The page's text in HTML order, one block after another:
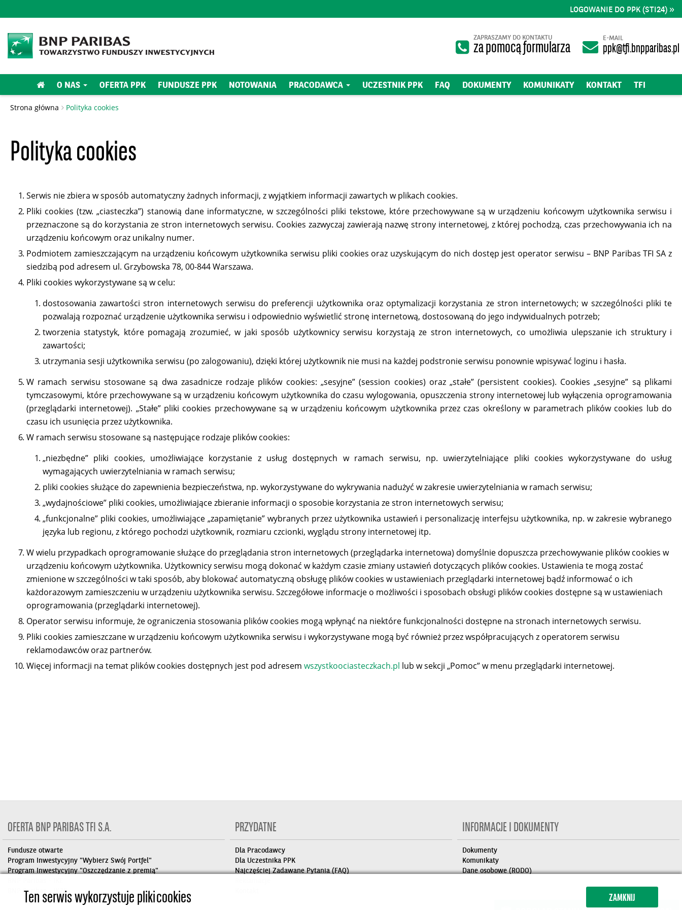
LOGOWANIE DO PPK (STI24) »
ZAPRASZAMY DO KONTAKTU
za pomocą formularza E-MAIL
ppk@tfi.bnpparibas.pl
O NAS OFERTA PPK FUNDUSZE PPK NOTOWANIA PRACODAWCA UCZESTNIK PPK FAQ DOKUMENTY KOMUNIKATY KONTAKT TFI
Strona główna Polityka cookies
Polityka cookies
Serwis nie zbiera w sposób automatyczny żadnych informacji, z wyjątkiem informacji zawartych w plikach cookies.
Pliki cookies (tzw. „ciasteczka”) stanowią dane informatyczne, w szczególności pliki tekstowe, które przechowywane są w urządzeniu końcowym użytkownika serwisu i
przeznaczone są do korzystania ze stron internetowych serwisu. Cookies zazwyczaj zawierają nazwę strony internetowej, z której pochodzą, czas przechowywania ich na
urządzeniu końcowym oraz unikalny numer.
Podmiotem zamieszczającym na urządzeniu końcowym użytkownika serwisu pliki cookies oraz uzyskującym do nich dostęp jest operator serwisu – BNP Paribas TFI SA z
siedzibą pod adresem ul. Grzybowska 78, 00-844 Warszawa.
Pliki cookies wykorzystywane są w celu:
dostosowania zawartości stron internetowych serwisu do preferencji użytkownika oraz optymalizacji korzystania ze stron internetowych; w szczególności pliki te
pozwalają rozpoznać urządzenie użytkownika serwisu i odpowiednio wyświetlić stronę internetową, dostosowaną do jego indywidualnych potrzeb;
tworzenia statystyk, które pomagają zrozumieć, w jaki sposób użytkownicy serwisu korzystają ze stron internetowych, co umożliwia ulepszanie ich struktury i
zawartości;
utrzymania sesji użytkownika serwisu (po zalogowaniu), dzięki której użytkownik nie musi na każdej podstronie serwisu ponownie wpisywać loginu i hasła.
W ramach serwisu stosowane są dwa zasadnicze rodzaje plików cookies: „sesyjne” (session cookies) oraz „stałe” (persistent cookies). Cookies „sesyjne” są plikami
tymczasowymi, które przechowywane są w urządzeniu końcowym użytkownika do czasu wylogowania, opuszczenia strony internetowej lub wyłączenia oprogramowania
(przeglądarki internetowej). „Stałe” pliki cookies przechowywane są w urządzeniu końcowym użytkownika przez czas określony w parametrach plików cookies lub do
czasu ich usunięcia przez użytkownika.
W ramach serwisu stosowane są następujące rodzaje plików cookies:
„niezbędne” pliki cookies, umożliwiające korzystanie z usług dostępnych w ramach serwisu, np. uwierzytelniające pliki cookies wykorzystywane do usług
wymagających uwierzytelniania w ramach serwisu;
pliki cookies służące do zapewnienia bezpieczeństwa, np. wykorzystywane do wykrywania nadużyć w zakresie uwierzytelniania w ramach serwisu;
„wydajnościowe” pliki cookies, umożliwiające zbieranie informacji o sposobie korzystania ze stron internetowych serwisu;
„funkcjonalne” pliki cookies, umożliwiające „zapamiętanie” wybranych przez użytkownika ustawień i personalizację interfejsu użytkownika, np. w zakresie wybranego
języka lub regionu, z którego pochodzi użytkownik, rozmiaru czcionki, wyglądu strony internetowej itp.
W wielu przypadkach oprogramowanie służące do przeglądania stron internetowych (przeglądarka internetowa) domyślnie dopuszcza przechowywanie plików cookies w
urządzeniu końcowym użytkownika. Użytkownicy serwisu mogą dokonać w każdym czasie zmiany ustawień dotyczących plików cookies. Ustawienia te mogą zostać
zmienione w szczególności w taki sposób, aby blokować automatyczną obsługę plików cookies w ustawieniach przeglądarki internetowej bądź informować o ich
każdorazowym zamieszczeniu w urządzeniu użytkownika serwisu. Szczegółowe informacje o możliwości i sposobach obsługi plików cookies dostępne są w ustawieniach
oprogramowania (przeglądarki internetowej).
Operator serwisu informuje, że ograniczenia stosowania plików cookies mogą wpłynąć na niektóre funkcjonalności dostępne na stronach internetowych serwisu.
Pliki cookies zamieszczane w urządzeniu końcowym użytkownika serwisu i wykorzystywane mogą być również przez współpracujących z operatorem serwisu
reklamodawców oraz partnerów.
Więcej informacji na temat plików cookies dostępnych jest pod adresem wszystkoociasteczkach.pl lub w sekcji „Pomoc” w menu przeglądarki internetowej.
OFERTA BNP PARIBAS TFI S.A.
Fundusze otwarte
Program Inwestycyjny "Wybierz Swój Portfel"
Program Inwestycyjny "Oszczędzanie z premią"
BNP Paribas - IKZE
PRZYDATNE
Dla Pracodawcy
Dla Uczestnika PPK
Najczęściej Zadawane Pytania (FAQ)
INFORMACJE I DOKUMENTY
Dokumenty
Komunikaty
Dane osobowe (RODO)
Ten serwis wykorzystuje pliki cookies ZAMKNIJ